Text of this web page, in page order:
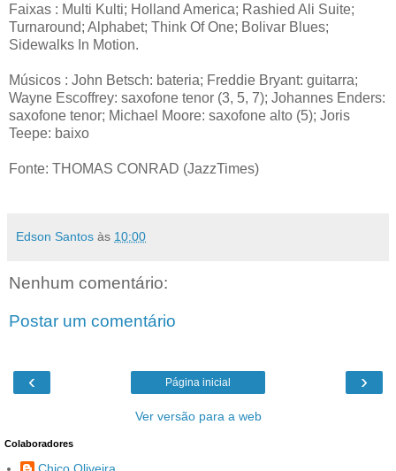
Faixas : Multi Kulti; Holland America; Rashied Ali Suite;
Turnaround; Alphabet; Think Of One; Bolivar Blues;
Sidewalks In Motion.
Músicos : John Betsch: bateria; Freddie Bryant: guitarra;
Wayne Escoffrey: saxofone tenor (3, 5, 7); Johannes Enders:
saxofone tenor; Michael Moore: saxofone alto (5); Joris
Teepe: baixo
Fonte: THOMAS CONRAD (JazzTimes)
Edson Santos às 10:00
Nenhum comentário:
Postar um comentário
‹ ›
Página inicial
Ver versão para a web
Colaboradores